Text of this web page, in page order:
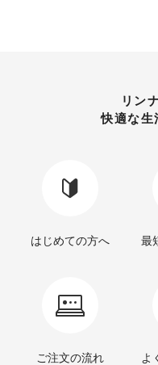
リン
快適な生
はじめての方へ 最
ご注文の流れ よ